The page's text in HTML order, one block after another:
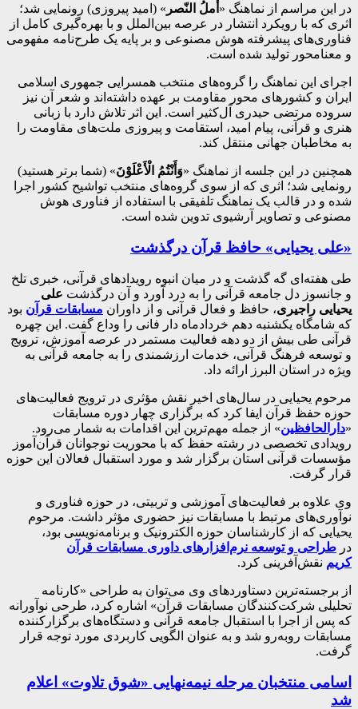
در این مراسم از نماهنگ « أملُ النّصر » (امید پیروزی) رونمایی شد؛
اثری که با رویکرد انتشار در عرصه بین‌الملل و با بهره‌گیری کامل از
فناوری‌های پیشرفته هوش مصنوعی و بر پایه یک طرح‌نامه مفهومی
و معنا‌محور تولید شده است.
اجرای این نماهنگ را گروه‌های منتخب همسرایی جمهوری اسلامی
ایران و کشورهای محور مقاومت بر عهده داشته‌اند و شعر آن نیز
سروده مرتضی حیدری آل‌کثیر است. این اثر تلاش دارد با زبانی
هنری و قرآنی، پیام امید، استقامت و پیروزی ملت‌های مقاومت را
به مخاطبان جهانی منتقل کند.
همچنین در این جلسه از نماهنگ «وَأَنْتُمُ الْأَعْلَوْنَ» (شما برتر هستید)
رونمایی شد؛ اثری که از سوی گروه‌های منتخب تواشیح کشور اجرا
شده و در قالب یک نماهنگ تلفیقی با استفاده از فناوری هوش
مصنوعی و تصاویر آرشیوی تدوین شده است.
«علی یحیایی» حافظ قرآن درگذشت
طی هفته‌ای گه گذشت و در میان انبوه رویدادهای قرآنی، خبری تلخ
و جانسوز دل جامعه قرآنی را به درد آورد و آن درگذشت علی
یحیایی راجیری، حافظ و فعال قرآنی و از داوران مسابقات قرآن بود
که شامگاه یکشنبه دهم خردادماه دار فانی را وداع گفت. این چهره
قرآنی طی بیش از دو دهه فعالیت مستمر در عرصه آموزش، ترویج
و توسعه فرهنگ قرآنی، خدمات ارزشمندی را به جامعه قرآنی به
ویژه در استان البرز ارائه داد.
مرحوم یحیایی در سال‌های اخیر نقش مؤثری در ترویج فعالیت‌های
حوزه حفظ قرآن ایفا کرد که برگزاری چهار دوره مسابقات
«دارالحافظین» از جمله مهم‌ترین این اقدامات به شمار می‌رود.
رویدادی تخصصی در رشته حفظ که با محوریت نوجوانان قرآن‌آموز
مؤسسات قرآنی استان برگزار شد و مورد استقبال فعالان این حوزه
قرار گرفت.
وی علاوه بر فعالیت‌های آموزشی و تربیتی، در حوزه فناوری و
نوآوری‌های مرتبط با مسابقات نیز حضوری مؤثر داشت. مرحوم
یحیایی که از کارشناسان حوزه الکترونیک و برنامه‌نویسی بود،
در طراحی و توسعه نرم‌افزار‌های داوری مسابقات قرآن
کریم نقش‌آفرینی کرد.
از برجسته‌ترین دستاورد‌های وی می‌توان به طراحی «کارنامه
تحلیلی شرکت‌کنندگان مسابقات قرآن» اشاره کرد، طرحی نوآورانه
که پس از اجرا با استقبال جامعه قرآنی و دستگاه‌های برگزارکننده
مسابقات روبه‌رو شد و به عنوان الگویی کاربردی مورد توجه قرار
گرفت.
اسامی منتخبان مرحله نیمه‌نهایی «شوق تلاوت» اعلام
شد